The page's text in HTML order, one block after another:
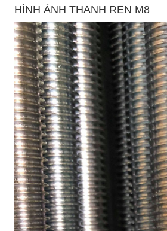
HÌNH ẢNH THANH REN M8